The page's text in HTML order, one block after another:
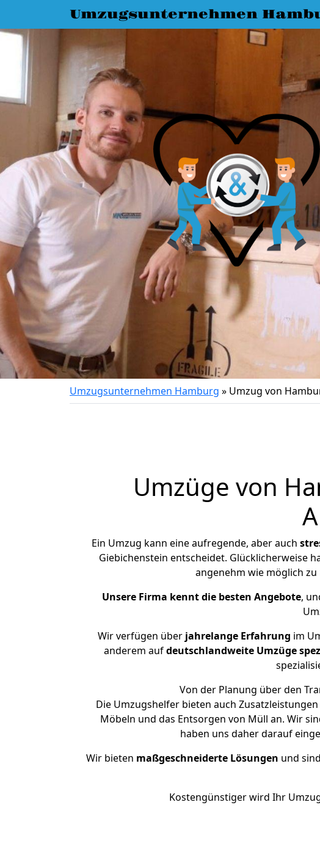
Umzugsunternehmen
Umzugsunternehmen Hamburg » Umzug von
Umzüge von
Ein Umzug kann eine aufregende, aber auch
Giebichenstein entscheidet. Glücklicherweise
angenehm wie möglich zu
Unsere Firma kennt die besten Angebote,
Wir verfügen überjahrelange Erfahrung im
anderem aufdeutschlandweite Umzüge
Von der Planung über den
Die Umzugshelfer bieten auch
Möbeln und das Entsorgen von Müll an. Wir
haben uns daher darauf
Wir bieten maßgeschneiderte Lösungen und
Kostengünstiger wird Ihr